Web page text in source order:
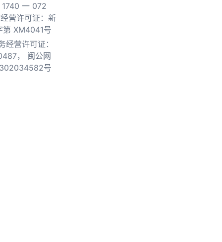
一 072
营许可证：新
第 XM4041号
经营许可证：
，
闽公网
号